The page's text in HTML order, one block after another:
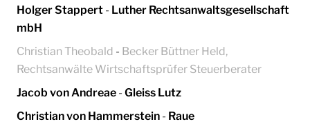
Holger Stappert - Luther Rechtsanwaltsgesellschaft
mbH
Christian Theobald - Becker Büttner Held,
Rechtsanwälte Wirtschaftsprüfer Steuerberater
Jacob von Andreae - Gleiss Lutz
Christian von Hammerstein - Raue